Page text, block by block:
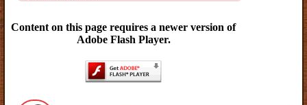
Content on this page requires a newer version of
Adobe Flash Player.